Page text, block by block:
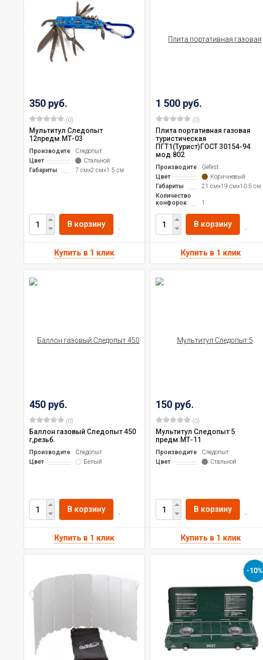
350 руб.
(0)
Мультитул Следопыт
12предм.МТ-03
ПроизводительСледопыт
Цвет
Стальной
Габариты
7 см×2 см×1.5 см
В корзину
1 500 руб.
(0)
Плита портативная газовая
туристическая
ПГТ1(Турист)ГОСТ 30154-94
мод.802
ПроизводительGefest
Цвет
Коричневый
Габариты
21 см×19 см×10.5 см
Количество
конфорок
1
В корзину
450 руб.
(0)
Баллон газовый Следопыт 450
г,резьб.
ПроизводительСледопыт
Цвет
Белый
В корзину
150 руб.
(0)
Мультитул Следопыт 5
предм.МТ-11
ПроизводительСледопыт
Цвет
Стальной
В корзину
-10%